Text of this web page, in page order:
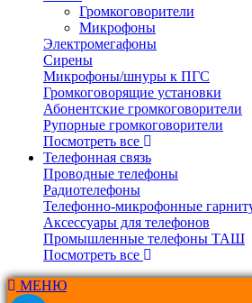
Громкоговорители
Микрофоны
Электромегафоны
Сирены
Микрофоны/шнуры к ПГС
Громкоговорящие установки
Абонентские громкоговорители
Рупорные громкоговорители
Посмотреть все
Телефонная связь
Проводные телефоны
Радиотелефоны
Телефонно-микрофонные
Аксессуары для телефонов
Промышленные телефоны ТАШ
Посмотреть все
МЕНЮ